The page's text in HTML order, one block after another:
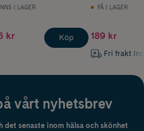
I LAGER
kr Köp
FÅ I LAGER
189 kr
Fri frakt
vårt nyhetsbrev
det senaste inom hälsa och skönhet